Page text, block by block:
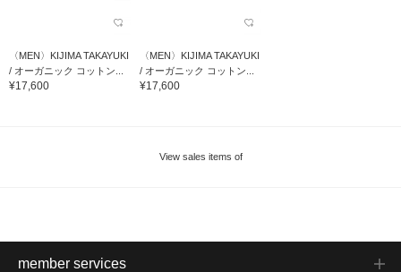
〈MEN〉KIJIMA TAKAYUKI
/ オーガニック コットン...
¥17,600
〈MEN〉KIJIMA TAKAYUKI
/ オーガニック コットン...
¥17,600
View sales items of
member services